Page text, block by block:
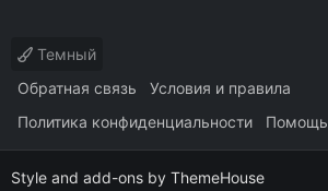
Темный
Обратная связь
Условия и правила
Политика конфиденциальности
Помощь
Style and add-ons by ThemeHouse